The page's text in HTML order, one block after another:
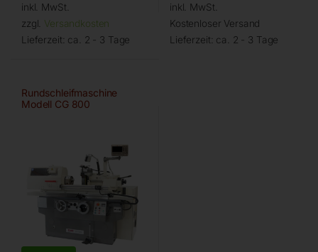
inkl. MwSt.
zzgl. Versandkosten
Lieferzeit: ca. 2 - 3 Tage
inkl. MwSt.
Kostenloser Versand
Lieferzeit: ca. 2 - 3 Tage
Rundschleifmaschine
Modell CG 800